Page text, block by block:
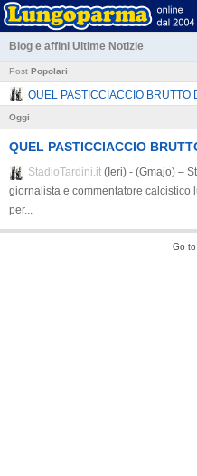
Blog e affini Ultime Notizie
Post Popolari
QUEL PASTICCIACCIO BRUTTO
Oggi
QUEL PASTICCIACCIO
StadioTardini.it (Ieri) - (Gmajo) –
giornalista e commentatore calcistico
per...
Go to